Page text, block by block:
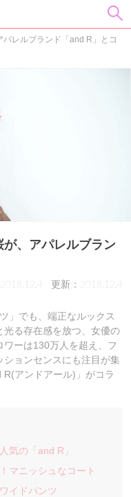
レルブランド「and R」とコ
、アパレルブラン
更新：2018.12.4
」でも、端正なルックス
る存在感を放つ、女優の
ーは130万人を超え、フ
ションセンスにも注目が集
アンドアール)」がコラ
気の「and R」
マニッシュなコート
イドパンツ